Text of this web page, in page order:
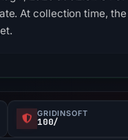
At collection time,
GRIDINSOFT
100/